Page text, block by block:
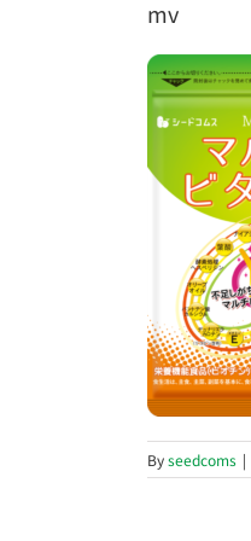
mv
Byseedcoms |